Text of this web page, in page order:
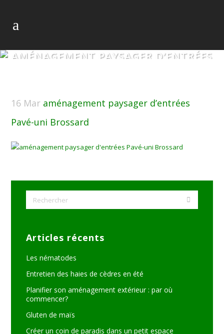
AMÉNAGEMENT PAYSAGER D’ENTRÉES
16 Mar aménagement paysager d’entrées
Pavé-uni Brossard
Articles récents
Les nématodes
Entretien des haies de cèdres en été
Planifier son aménagement extérieur : par où
commencer?
Gluten de maïs
Créer un coin de paradis dans un petit espace